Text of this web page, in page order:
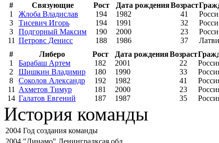
#
Связующие Рост Дата рожденияВозраст
1
Жлоба Владислав 194 1982 41
3
Тисевич Игорь 194 1991 32
3
Подгорный Максим 190 2000 23
11 Петровс Денисс 188 1986 37
#
Либеро Рост Дата рожденияВозраст
1
Барабаш Артем 182 2001 22
2
Шишкин Владимир 180 1990 33
8
Соколов Александр 192 1982 41
11
Ахметов Тимур 181 2000 23
14 Галатов Евгений 187 1987 35
История команды
2004 Год создания команды
2004 "Динамо" Ленинградксая обл.